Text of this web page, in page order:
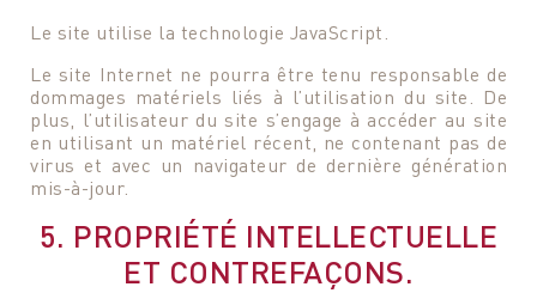
Le site utilise la technologie JavaScript.
Le site Internet ne pourra être tenu responsable de
dommages matériels liés à l’utilisation du site. De
plus, l’utilisateur du site s’engage à accéder au site
en utilisant un matériel récent, ne contenant pas de
virus et avec un navigateur de dernière génération
mis-à-jour.
5. PROPRIÉTÉ INTELLECTUELLE
ET CONTREFAÇONS.